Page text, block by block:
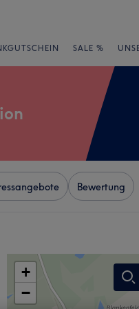
SALE %
Bewertung
+
−